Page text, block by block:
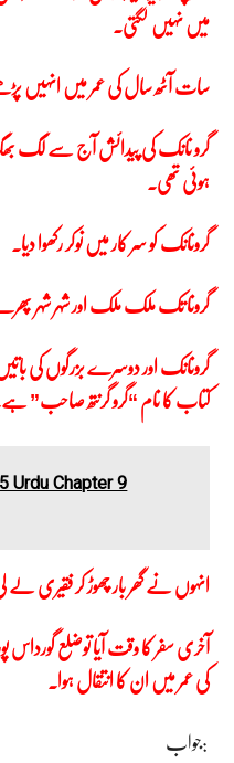
میں نہیں لگتی۔
سات آٹھ سال کی عمر میں انہیں پڑھنے
گرو نانک کی پیدائش آج سے لگ
ہوئی تھی۔
گرونانک کو سر کار میں نوکر رکھوا دیا۔
گرونا تک ملک ملک اور شہر شہر
کتاب کا نام “گرو گرنتھ صاحب” ہے۔
Urdu Chapter 9
انہوں نے گھر بار چھوڑ کر فقیری لے
کی عمر میں ان کا انتقال ہوا۔
جواب: